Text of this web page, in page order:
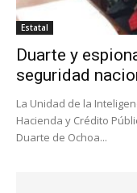
Estatal
Duarte y
seguridad
La Unidad de la
Hacienda y Crédito
Duarte de Ochoa...